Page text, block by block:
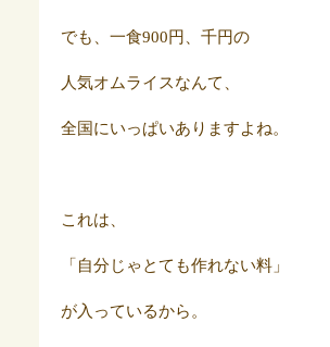
でも、一食900円、千円の
人気オムライスなんて、
全国にいっぱいありますよね。
これは、
「自分じゃとても作れない料」
が入っているから。